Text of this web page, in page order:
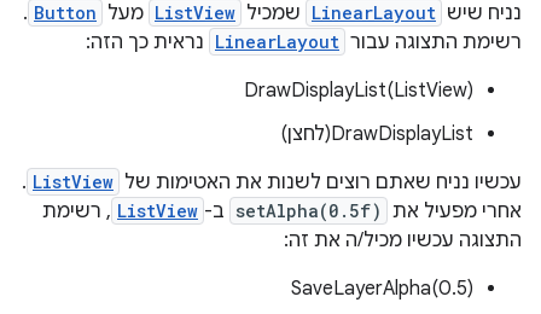
נניח שיש LinearLayout שמכיל ListView מעל Button
.
רשימת התצוגה עבור LinearLayout נראית כך הזה:
DrawDisplayList(ListView)
DrawDisplayList(לחצן)
עכשיו נניח שאתם רוצים לשנות את האטימות של ListView
.
אחרי מפעיל את setAlpha(0.5f) ב- ListView , רשימת
התצוגה עכשיו מכיל/ה את זה:
SaveLayerAlpha(0.5)